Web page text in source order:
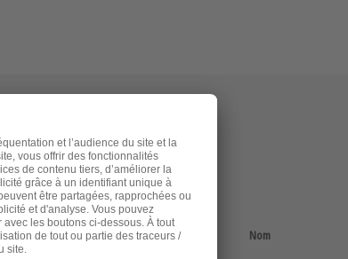
Heure
Code
postal
Nom